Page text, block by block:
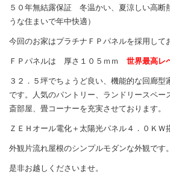
５０年無結露保証 冬温かい、夏涼しい高断
うな住まいで年中快適）
今回のお家はプラチナＦＰパネルを採用して
ＦＰパネルは 厚さ１０５ｍｍ 世界最高レ
３２．５坪でちょうど良い、機能的な回廊型
です。人気のパントリー、ランドリースペー
斎部屋、畳コーナーを充実させております。
ＺＥＨオール電化＋太陽光パネル４．０ＫＷ
外観片流れ屋根のシンプルモダンな外観です。
是非お越しくださいませ。